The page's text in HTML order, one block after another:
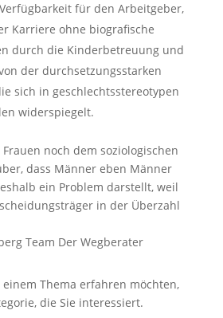
für den Arbeitgeber,
Karriere ohne biografische
durch die Kinderbetreuung und
der durchsetzungsstarken
sich in geschlechtsstereotypen
widerspiegelt.
noch dem soziologischen
dass Männer eben Männer
ein Problem darstellt, weil
in der Überzahl
Thema erfahren möchten,
die Sie interessiert.